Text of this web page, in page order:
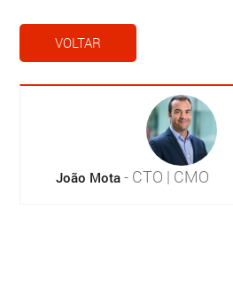
VOLTAR
João Mota- CTO | CMO